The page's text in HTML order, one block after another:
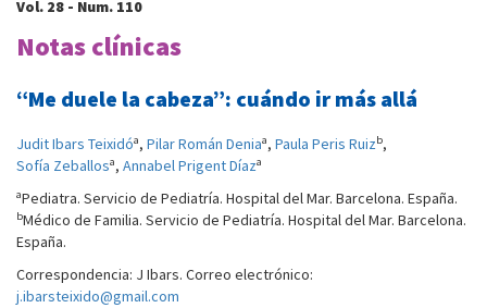
Vol. 28 - Num. 110
Notas clínicas
“Me duele la cabeza”: cuándo ir más allá
Judit Ibars Teixidóa, Pilar Román Deniaa, Paula Peris Ruizb,
Sofía Zeballosa, Annabel Prigent Díaza
aPediatra. Servicio de Pediatría. Hospital del Mar. Barcelona. España.
bMédico de Familia. Servicio de Pediatría. Hospital del Mar. Barcelona.
España.
Correspondencia: J Ibars. Correo electrónico:
j.ibarsteixido@gmail.com